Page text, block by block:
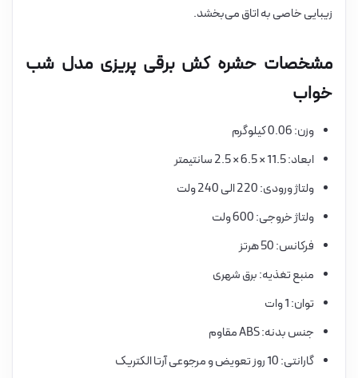
زیبایی خاصی به اتاق می‌بخشد.
مشخصات حشره کش برقی پریزی مدل شب
خواب
وزن: 0.06 کیلوگرم
ابعاد: 11.5 × 6.5 × 2.5 سانتیمتر
ولتاژ ورودی: 220 الی 240 ولت
ولتاژ خروجی: 600 ولت
فرکانس: 50 هرتز
منبع تغذیه: برق شهری
توان: 1 وات
جنس بدنه: ABS مقاوم
گارانتی: 10 روز تعویض و مرجوعی آرتا الکتریک